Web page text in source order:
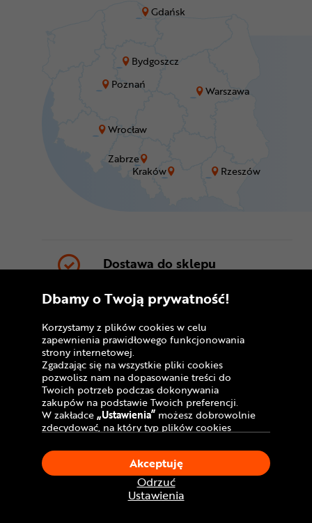
Bydgoszcz
Gdańsk
Kraków
Poznań
Rzeszów
Warszawa
Wrocław
Zabrze
Dostawa do sklepu
GRATIS!
*Przed ruszeniem w pierwszą trasę
koniecznie zweryfikuj, czy rower jest
odpowiednio przygotowany do
użytkowania. Zalecamy sprawdzenie stanu
szczególnym uwzględnieniem elementów
wpływających na bezpieczeństwo (śrub
kierownicy, mostka, zacisku sztycy
podsiodłowej, mocowania kół). Skontroluj
Dbamy o Twoją prywatność!
Korzystamy z plików cookies w celu
zapewnienia prawidłowego funkcjonowania
strony internetowej.
Zgadzając się na wszystkie pliki cookies
pozwolisz nam na dopasowanie treści do
Twoich potrzeb podczas dokonywania
zakupów na podstawie Twoich preferencji.
W zakładce„Ustawienia” możesz dobrowolnie
zdecydować, na który typ plików cookies
Klikając„Akceptuję”, wyrażasz zgodę na
stosowanie ciasteczek zgodnie z ustawieniami
Twojej przeglądarki.
W dowolnym momencie, możesz dokonać
zmiany swojego wyboru klikając opcję
Ustawienia
Odrzuć
Akceptuję